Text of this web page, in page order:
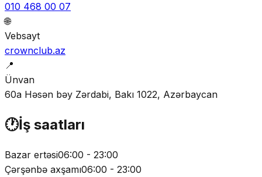
010 468 00 07
🌐
Vebsayt
crownclub.az
📍
Ünvan
60a Həsən bəy Zərdabi, Bakı 1022, Azərbaycan
🕐İş saatları
Bazar ertəsi06:00 - 23:00
Çərşənbə axşamı06:00 - 23:00